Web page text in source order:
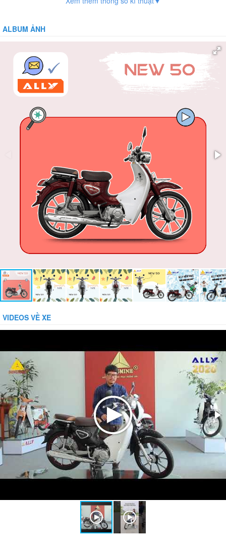
Vận hành: Khởi động nút đề hoặc cần đạp
Hệ thống phanh:Phanh cơ
Giảm xóc:Ống lồng giảm chấn thuỷ lực
Bánh xe:Có săm
Bảo vệ dòng:
Bảo vệ tụt áp:
ALBUM ẢNH
VIDEOS VỀ XE